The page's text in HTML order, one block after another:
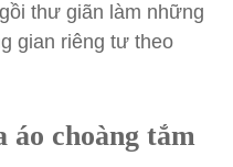
thư giãn làm những
gian riêng tư theo
áo choàng tắm